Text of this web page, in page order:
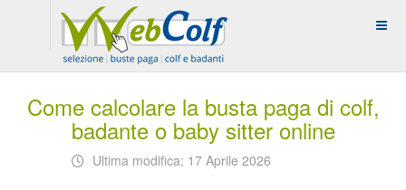
Come calcolare la busta paga di colf,
badante o baby sitter online
Ultima modifica: 17 Aprile 2026